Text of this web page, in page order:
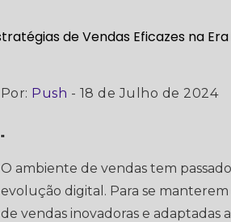
Por: Push - 18 de Julho de 2024
"
O ambiente de vendas tem
evolução digital. Para se
de vendas inovadoras e adaptadas